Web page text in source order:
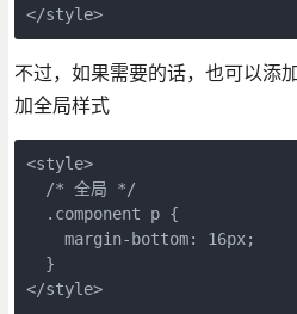
</style>
不过，如果需要的话，也可以添
加全局样式
<style>
  /* 全局 */
  .component p {
    margin-bottom: 16px;
  }
</style>